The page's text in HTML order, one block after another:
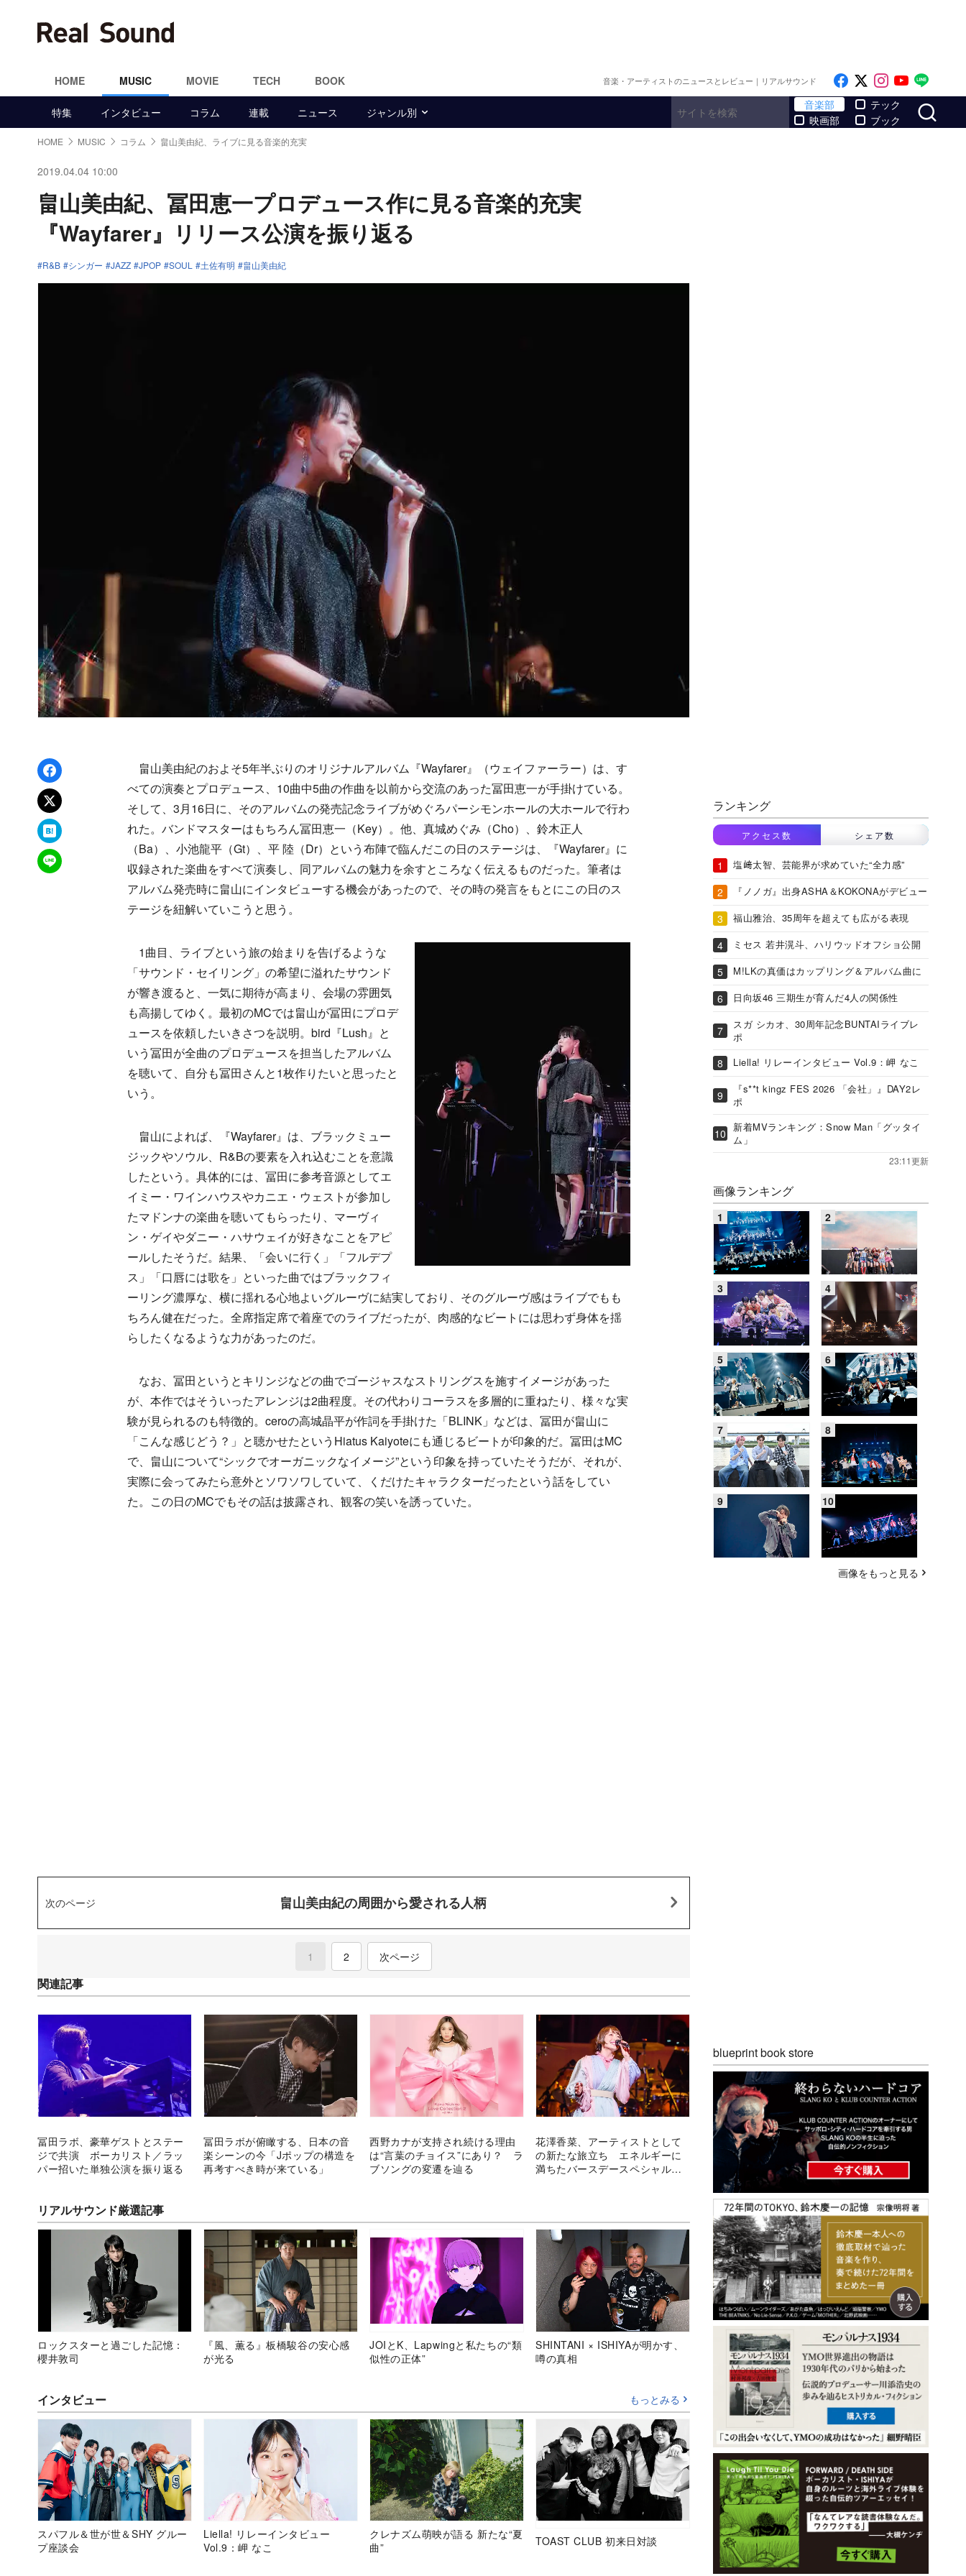
HOME MUSIC MOVIE TECH BOOK 音楽・アーティストのニュースとレビュー｜リアルサウンド Like on Facebook
Follow on x
Follow on
Follow
特集 インタビュー コラム 連載 ニュース ジャンル別
音楽部
映画部
テック
ブック
HOME MUSIC コラム 畠山美由紀、ライブに見る音楽的充実
2019.04.04 10:00
畠山美由紀、冨田恵一プロデュース作に見る音楽的充実
『Wayfarer』リリース公演を振り返る
R&B シンガー JAZZ JPOP SOUL 土佐有明 畠山美由紀
Facebookでシェア
xでポスト
はてなブックマーク
LINEで送る
畠山美由紀のおよそ5年半ぶりのオリジナルアルバム『Wayfarer』（ウェイファーラー）は、す
べての演奏とプロデュース、10曲中5曲の作曲を以前から交流のあった冨田恵一が手掛けている。
そして、3月16日に、そのアルバムの発売記念ライブがめぐろパーシモンホールの大ホールで行わ
れた。バンドマスターはもちろん冨田恵一（Key）。他、真城めぐみ（Cho）、鈴木正人
（Ba）、小池龍平（Gt）、平 陸（Dr）という布陣で臨んだこの日のステージは、『Wayfarer』に
収録された楽曲をすべて演奏し、同アルバムの魅力を余すところなく伝えるものだった。筆者は
アルバム発売時に畠山にインタビューする機会があったので、その時の発言をもとにこの日のス
テージを紐解いていこうと思う。
1曲目、ライブという旅の始まりを告げるような
「サウンド・セイリング」の希望に溢れたサウンド
が響き渡ると、一気に期待が高まり、会場の雰囲気
も高揚してゆく。最初のMCでは畠山が冨田にプロデ
ュースを依頼したいきさつを説明。bird『Lush』と
いう冨田が全曲のプロデュースを担当したアルバム
を聴いて、自分も冨田さんと1枚作りたいと思ったと
いう。
畠山によれば、『Wayfarer』は、ブラックミュー
ジックやソウル、R&Bの要素を入れ込むことを意識
したという。具体的には、冨田に参考音源としてエ
イミー・ワインハウスやカニエ・ウェストが参加し
たマドンナの楽曲を聴いてもらったり、マーヴィ
ン・ゲイやダニー・ハサウェイが好きなことをアピ
ールしたそうだ。結果、「会いに行く」「フルデプ
ス」「口唇には歌を」といった曲ではブラックフィ
ーリング濃厚な、横に揺れる心地よいグルーヴに結実しており、そのグルーヴ感はライブでもも
ちろん健在だった。全席指定席で着座でのライブだったが、肉感的なビートには思わず身体を揺
らしたくなるような力があったのだ。
なお、冨田というとキリンジなどの曲でゴージャスなストリングスを施すイメージがあった
が、本作ではそういったアレンジは2曲程度。その代わりコーラスを多層的に重ねたり、様々な実
験が見られるのも特徴的。ceroの高城晶平が作詞を手掛けた「BLINK」などは、冨田が畠山に
「こんな感じどう？」と聴かせたというHiatus Kaiyoteにも通じるビートが印象的だ。冨田はMC
で、畠山について“シックでオーガニックなイメージ”という印象を持っていたそうだが、それが、
実際に会ってみたら意外とソワソワしていて、くだけたキャラクターだったという話をしてい
た。この日のMCでもその話は披露され、観客の笑いを誘っていた。
次のページ 畠山美由紀の周囲から愛される人柄
1 (current)
2 次ページ
関連記事
冨田ラボ、豪華ゲストとステー
ジで共演 ボーカリスト／ラッ
パー招いた単独公演を振り返る
冨田ラボが俯瞰する、日本の音
楽シーンの今「Jポップの構造を
再考すべき時が来ている」
西野カナが支持され続ける理由
は“言葉のチョイス”にあり？ ラ
ブソングの変遷を辿る
花澤香菜、アーティストとして
の新たな旅立ち エネルギーに
満ちたバースデースペシャルラ
リアルサウンド厳選記事
ロックスターと過ごした記憶：
櫻井敦司
『風、薫る』板橋駿谷の安心感
が光る
JOIとK、Lapwingと私たちの“類
似性の正体”
SHINTANI × ISHIYAが明かす、
噂の真相
インタビュー もっとみる
スパフル＆世が世＆SHY グルー
プ座談会
Liella! リレーインタビュー
Vol.9：岬 なこ
クレナズム萌映が語る 新たな“夏
曲”
TOAST CLUB 初来日対談
ランキング
アクセス数 シェア数
塩﨑太智、芸能界が求めていた“全力感”
『ノノガ』出身ASHA＆KOKONAがデビュー
福山雅治、35周年を超えても広がる表現
ミセス 若井滉斗、ハリウッドオフショ公開
M!LKの真価はカップリング＆アルバム曲に
日向坂46 三期生が育んだ4人の関係性
スガ シカオ、30周年記念BUNTAIライブレ
ポ
Liella! リレーインタビュー Vol.9：岬 なこ
『s**t kingz FES 2026 「会社」』DAY2レ
ポ
新着MVランキング：Snow Man「グッタイ
ム」
23:11更新
画像ランキング
画像をもっと見る
blueprint book store